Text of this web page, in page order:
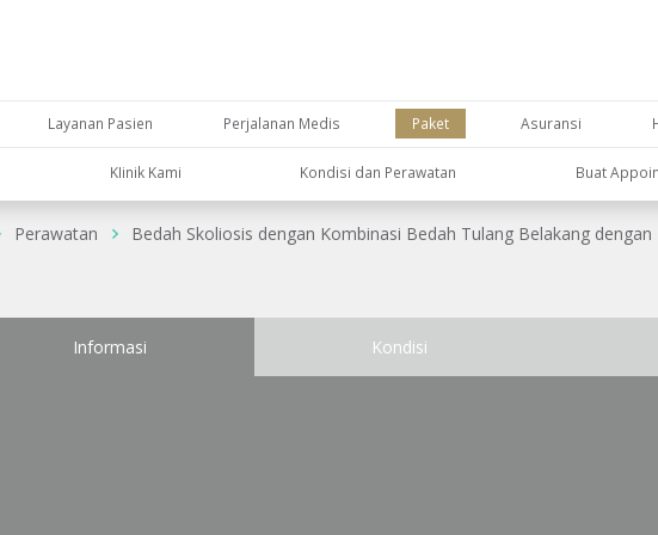
Layanan Pasien Perjalanan Medis Paket Asuransi
KIinik Kami Kondisi dan Perawatan Buat
Perawatan Bedah Skoliosis dengan Kombinasi Bedah Tulang Belakang
Informasi Kondisi